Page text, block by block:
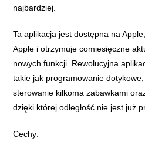
najbardziej.
Ta aplikacja jest dostępna na
Apple i otrzymuje comiesięczne
nowych funkcji. Rewolucyjna
takie jak programowanie
sterowanie kilkoma zabawkami
dzięki której odległość nie jest już
Cechy: